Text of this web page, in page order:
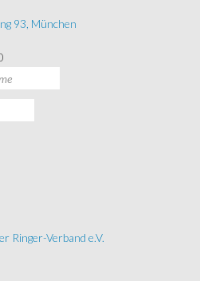
93, München